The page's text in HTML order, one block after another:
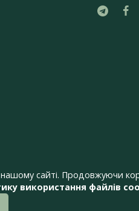
сайті. Продовжуючи
використання файлів